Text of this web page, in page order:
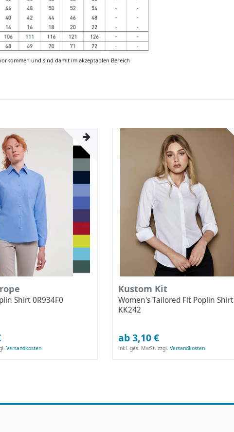
und sind damit im akzeptablen Bereich
Shirt 0R934F0
Versandkosten
Kustom Kit
Women's Tailored Fit Poplin Shirt
KK242
ab 3,10 €
inkl. ges. MwSt. zzgl.Versandkosten